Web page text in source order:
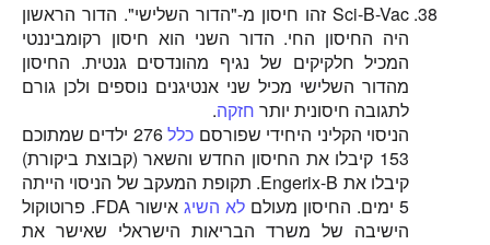
Sci-B-Vac זהו חיסון מ-"הדור השלישי". הדור הראשון
היה החיסון החי. הדור השני הוא חיסון רקומביננטי
המכיל חלקיקים של נגיף מהונדסים גנטית. החיסון
מהדור השלישי מכיל שני אנטיגנים נוספים ולכן גורם
לתגובה חיסונית יותר חזקה.
הניסוי הקליני היחידי שפורסם כלל
276 ילדים שמתוכם
153 קיבלו את החיסון החדש והשאר (קבוצת ביקורת)
קיבלו את Engerix-B. תקופת המעקב של הניסוי הייתה
5 ימים. החיסון מעולם
לא השיג
אישור FDA. פרוטוקול
הישיבה של משרד הבריאות הישראלי שאישר את